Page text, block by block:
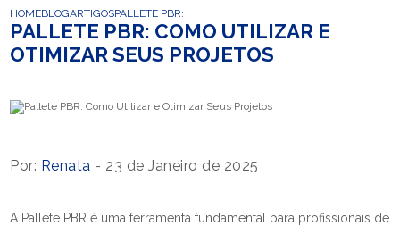
HOMEBLOGARTIGOSPALLETE PBR: COMO UTILIZAR E OTIMIZAR SEUS
PALLETE PBR: COMO UTILIZAR E
OTIMIZAR SEUS PROJETOS
Por: Renata - 23 de Janeiro de 2025
A Pallete PBR é uma ferramenta fundamental para profissionais de